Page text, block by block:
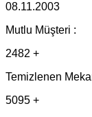
08.11.2003
Mutlu Müşteri :
2482 +
Temizlenen
5095 +